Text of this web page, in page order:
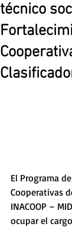
técnico
El Programa
Cooperativas
INACOOP –
ocupar el